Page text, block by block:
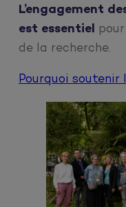
L’engagement
est essentiel
de la recherche.
Pourquoi soutenir